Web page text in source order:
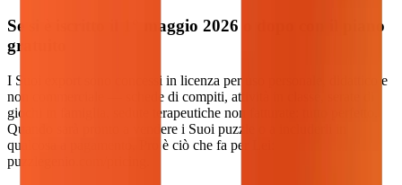
Se si è iscritto il 1° maggio 2026 o dopo con il piano
gratuito
I Suoi export sono concessi in licenza per uso personale, didattico e
non commerciale — schede di compiti, attività in classe, serate di
giochi in famiglia, sedute terapeutiche non fatturate: tutto perfetto.
Quando sarà pronto a vendere i Suoi puzzle o a includerli in
qualcosa a pagamento, Pro è ciò che fa per Lei:
puzzlegenio.com/pricing.